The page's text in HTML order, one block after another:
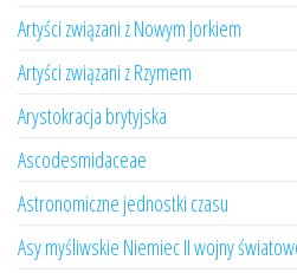
Artyści związani z Nowym Jorkiem
Artyści związani z Rzymem
Arystokracja brytyjska
Ascodesmidaceae
Astronomiczne jednostki czasu
Asy myśliwskie Niemiec II wojny